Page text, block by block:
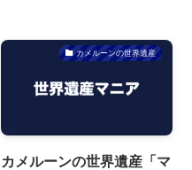
カメルーンの世界遺産
カメルーンの世界遺産「マ